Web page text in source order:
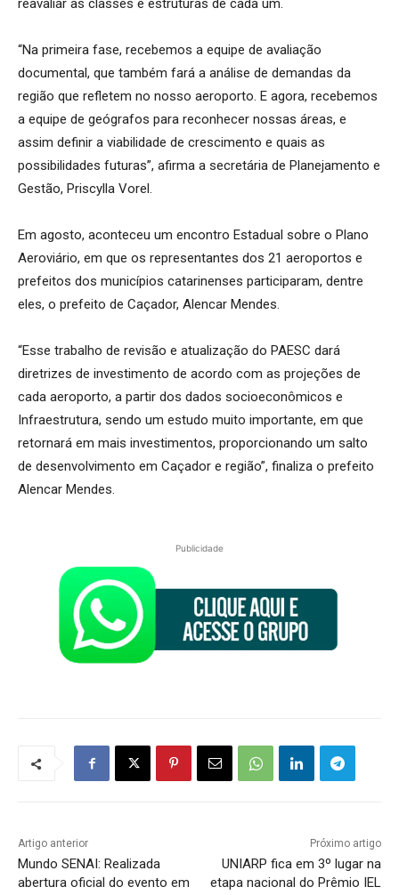
reavaliar as classes e estruturas de cada um.
“Na primeira fase, recebemos a equipe de avaliação
documental, que também fará a análise de demandas da
região que refletem no nosso aeroporto. E agora, recebemos
a equipe de geógrafos para reconhecer nossas áreas, e
assim definir a viabilidade de crescimento e quais as
possibilidades futuras”, afirma a secretária de Planejamento e
Gestão, Priscylla Vorel.
Em agosto, aconteceu um encontro Estadual sobre o Plano
Aeroviário, em que os representantes dos 21 aeroportos e
prefeitos dos municípios catarinenses participaram, dentre
eles, o prefeito de Caçador, Alencar Mendes.
“Esse trabalho de revisão e atualização do PAESC dará
diretrizes de investimento de acordo com as projeções de
cada aeroporto, a partir dos dados socioeconômicos e
Infraestrutura, sendo um estudo muito importante, em que
retornará em mais investimentos, proporcionando um salto
de desenvolvimento em Caçador e região”, finaliza o prefeito
Alencar Mendes.
Publicidade
Artigo anterior
Mundo SENAI: Realizada
abertura oficial do evento em
Próximo artigo
UNIARP fica em 3º lugar na
etapa nacional do Prêmio IEL